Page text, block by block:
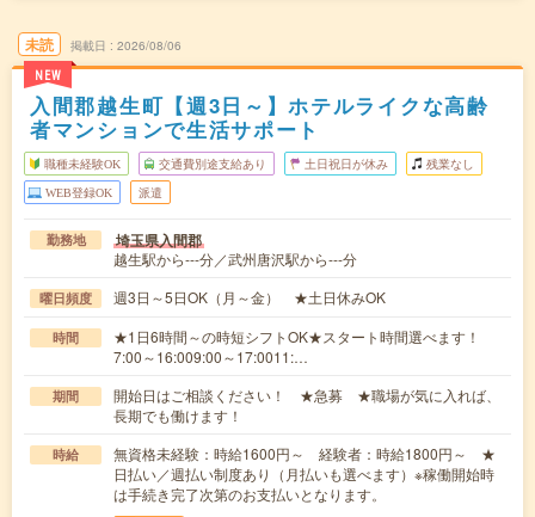
未読
NEW
掲載日 2026/08/06
入間郡越生町【週3日～】ホテルライクな高齢
者マンションで生活サポート
職種未経験OK 交通費別途支給あり 土日祝日が休み 残業なし
WEB登録OK 派遣
勤務地 埼玉県入間郡
越生駅から---分／武州唐沢駅から---分
曜日頻度 週3日～5日OK（月～金） ★土日休みOK
時間
★1日6時間～の時短シフトOK★スタート時間選べます！
7:00～16:009:00～17:0011:…
期間
開始日はご相談ください！ ★急募 ★職場が気に入れば、
長期でも働けます！
時給
無資格未経験：時給1600円～ 経験者：時給1800円～ ★
日払い／週払い制度あり（月払いも選べます）※稼働開始時
は手続き完了次第のお支払いとなります。